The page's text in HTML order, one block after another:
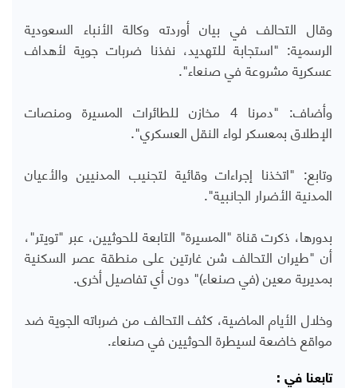
وقال التحالف في بيان أوردته وكالة الأنباء السعودية
الرسمية: "استجابة للتهديد، نفذنا ضربات جوية لأهداف
عسكرية مشروعة في صنعاء".
وأضاف: "دمرنا 4 مخازن للطائرات المسيرة ومنصات
الإطلاق بمعسكر لواء النقل العسكري".
وتابع: "اتخذنا إجراءات وقائية لتجنيب المدنيين والأعيان
المدنية الأضرار الجانبية".
بدورها، ذكرت قناة "المسيرة" التابعة للحوثيين، عبر "تويتر"،
أن "طيران التحالف شن غارتين على منطقة عصر السكنية
بمديرية معين (في صنعاء)" دون أي تفاصيل أخرى.
وخلال الأيام الماضية، كثف التحالف من ضرباته الجوية ضد
مواقع خاضعة لسيطرة الحوثيين في صنعاء.
تابعنا في :